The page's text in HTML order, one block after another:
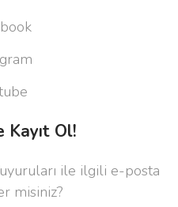
Kayıt Ol!
ile ilgili e-posta
misiniz?